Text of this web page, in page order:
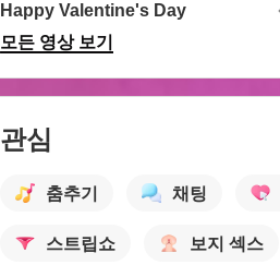
Happy Valentine's Day
모든 영상 보기
관심
춤추기 채팅
스트립쇼 보지 섹스